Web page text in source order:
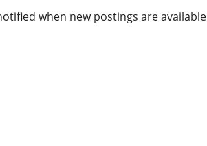
when new postings are available